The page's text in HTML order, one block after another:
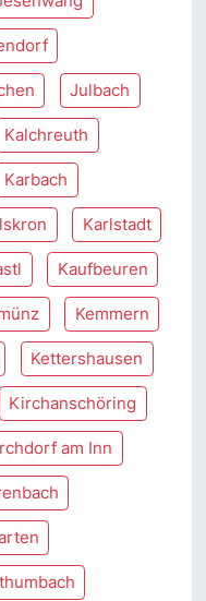
Julbach
Kalchreuth
Karbach
Karlstadt
Kaufbeuren
Kemmern
Kettershausen
Kirchanschöring
am Inn